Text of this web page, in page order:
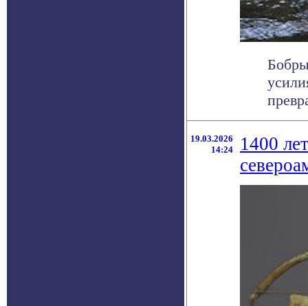
19.03.2026
14:24
1400